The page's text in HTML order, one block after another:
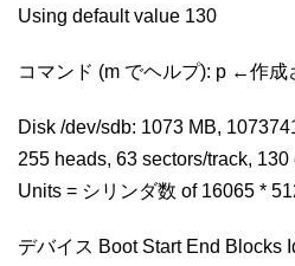
Using default value 130
コマンド (m でヘルプ): p ←作成
Disk /dev/sdb: 1073 MB,
255 heads, 63 sectors/track,
Units = シリンダ数 of 16065 *
デバイス Boot Start End Blocks